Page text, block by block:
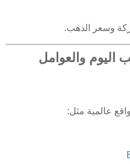
وسعر الذهب.
اليوم والعوامل
عالمية مثل: